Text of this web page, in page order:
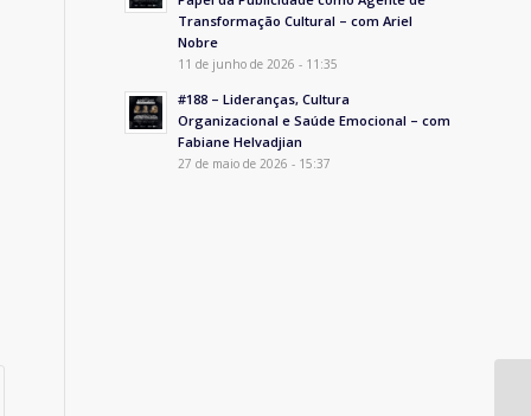
Transformação Cultural – com Ariel
Nobre
11 de junho de 2026 - 11:35
#188 – Lideranças, Cultura
Organizacional e Saúde Emocional – com
Fabiane Helvadjian
27 de maio de 2026 - 15:37